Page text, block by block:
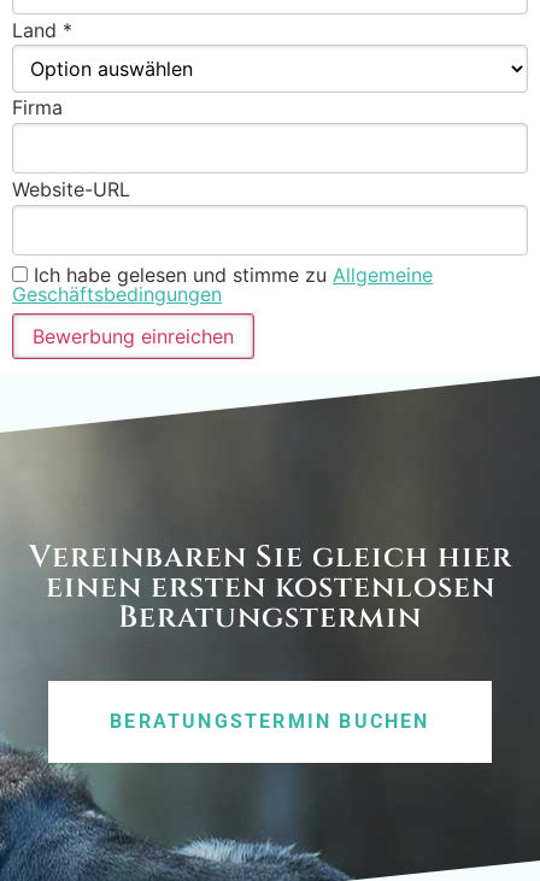
Land *
Firma
Website-URL
Ich habe gelesen und stimme zu Allgemeine
Geschäftsbedingungen
Vereinbaren Sie gleich hier
einen ersten kostenlosen
Beratungstermin
BERATUNGSTERMIN BUCHEN